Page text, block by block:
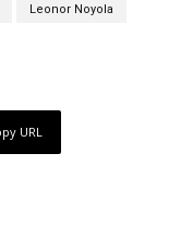
Leonor Noyola
URL